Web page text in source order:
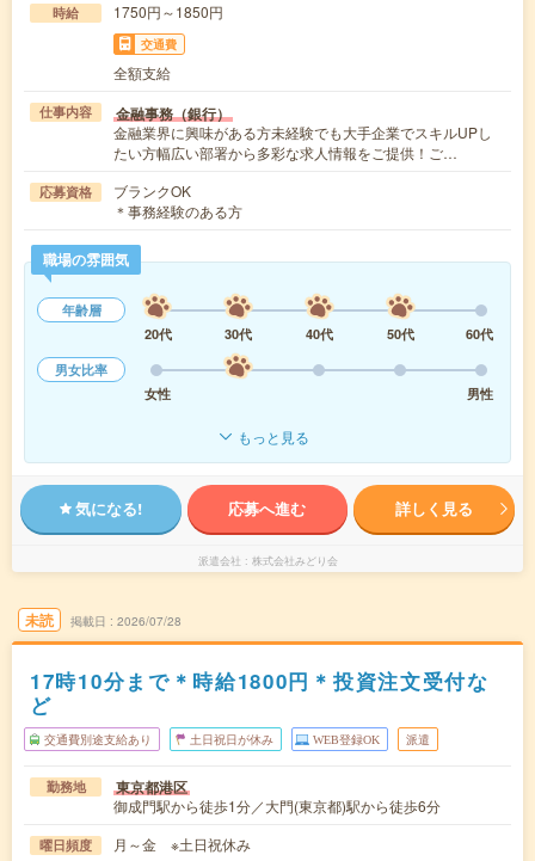
時給 1750円～1850円
交通費
全額支給
仕事内容 金融事務（銀行）
金融業界に興味がある方未経験でも大手企業でスキルUPし
たい方幅広い部署から多彩な求人情報をご提供！ご…
応募資格
ブランクOK
＊事務経験のある方
職場の雰囲気
年齢層
20代
30代 40代 50代
60代
男女比率
女性
男性
もっと見る
気になる! 応募へ進む 詳しく見る
派遣会社 株式会社みどり会
未読 掲載日 2026/07/28
17時10分まで＊時給1800円＊投資注文受付な
ど
交通費別途支給あり 土日祝日が休み WEB登録OK 派遣
勤務地 東京都港区
御成門駅から徒歩1分／大門(東京都)駅から徒歩6分
曜日頻度 月～金 ※土日祝休み